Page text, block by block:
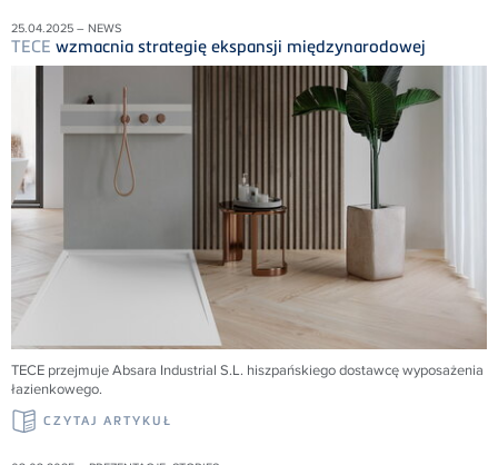
25.04.2025 – NEWS
TECE wzmacnia strategię ekspansji międzynarodowej
TECE przejmuje Absara Industrial S.L. hiszpańskiego dostawcę wyposażenia
łazienkowego.
CZYTAJ ARTYKUŁ